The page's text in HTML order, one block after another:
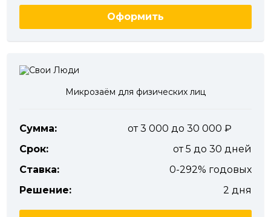
Оформить
Микрозаём для физических лиц
Сумма:
от 3 000 до 30 000
Срок:
от 5 до 30 дней
Ставка:
0-292% годовых
Решение:
2 дня